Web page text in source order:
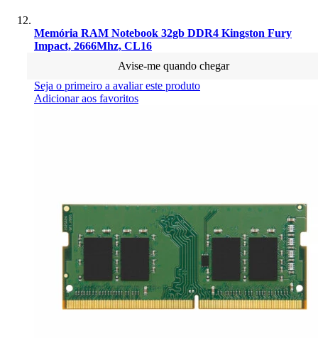
Memória RAM Notebook 32gb DDR4 Kingston Fury
Impact, 2666Mhz, CL16
Avise-me quando chegar
Seja o primeiro a avaliar este produto
Adicionar aos favoritos